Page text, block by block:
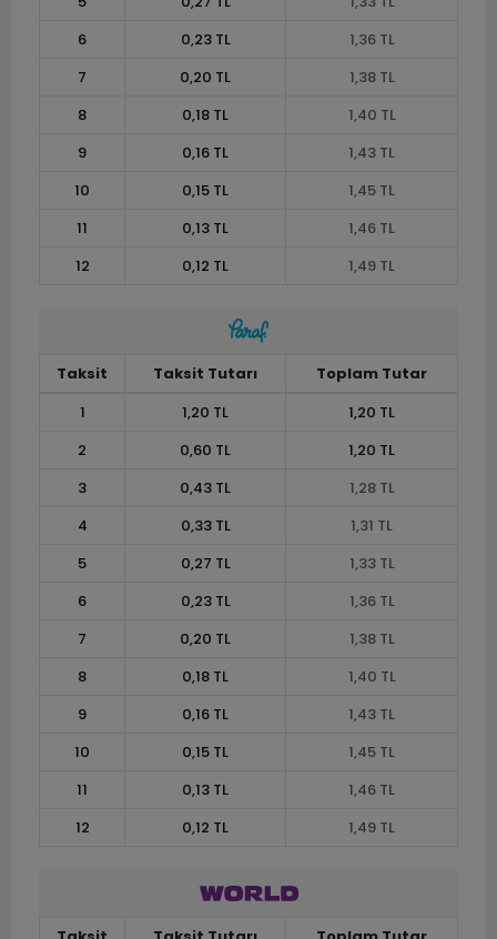
6
0,23 TL
1,36 TL
7
0,20 TL
1,38 TL
8
0,18 TL
1,40 TL
9
0,16 TL
1,43 TL
10
0,15 TL
1,45 TL
11
0,13 TL
1,46 TL
12
0,12 TL 1,49 TL
Taksit Taksit Tutarı
Toplam Tutar
1
1,20 TL
1,20 TL
2
0,60 TL
1,20 TL
3
0,43 TL
1,28 TL
4
0,33 TL
1,31 TL
5
0,27 TL
1,33 TL
6
0,23 TL
1,36 TL
7
0,20 TL
1,38 TL
8
0,18 TL
1,40 TL
9
0,16 TL
1,43 TL
10
0,15 TL
1,45 TL
11
0,13 TL
1,46 TL
12
0,12 TL 1,49 TL